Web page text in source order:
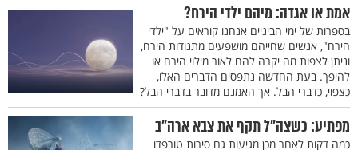
אמת או אגדה: מיהם ילדי הירח?
בספרות של ימי הביניים אנחנו קוראים על "ילדי
הירח", אנשים שחייהם מושפעים מתנודות הירח,
וניתן לצפות מה יקרה להם לאור מילוי הירח או
להיפך. בעת החדשה נתפסים הדברים האלו,
כצפוי, כדברי הבל. אך האמנם מדובר בדברי הבל?
מפתיע: כשצה"ל תקף את צבא ארה"ב
כמה דקות לאחר מכן מגיעות גם סירות טורפדו